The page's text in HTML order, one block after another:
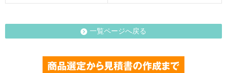
一覧ページへ戻る